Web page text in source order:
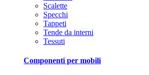
Scalette
Specchi
Tappeti
Tende da interni
Tessuti
Componenti per mobili